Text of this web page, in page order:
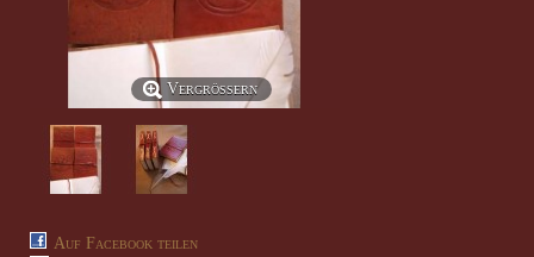
Vergrößern
Auf Facebook teilen